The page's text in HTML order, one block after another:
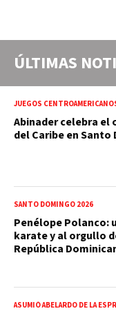
ÚLTIMAS
JUEGOS
Abinader celebra el
del Caribe en Santo
SANTO DOMINGO 2026
Penélope Polanco:
karate y al orgullo
República
ASUMIÓ ABELARDO DE LA